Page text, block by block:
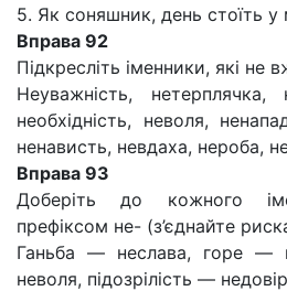
5. Як соняшник, день стоїть у
Вправа 92
Підкресліть іменники, які не
Неуважність, нетерплячка,
необхідність, неволя,
ненависть, невдаха, нероба,
Вправа 93
Доберіть до кожного
префіксом не- (з’єднайте
Ганьба — неслава, горе —
неволя, підозрілість —